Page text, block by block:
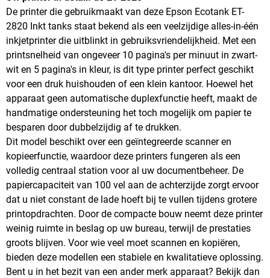
De printer die gebruikmaakt van deze Epson Ecotank ET-
2820 Inkt tanks staat bekend als een veelzijdige alles-in-één
inkjetprinter die uitblinkt in gebruiksvriendelijkheid. Met een
printsnelheid van ongeveer 10 pagina's per minuut in zwart-
wit en 5 pagina's in kleur, is dit type printer perfect geschikt
voor een druk huishouden of een klein kantoor. Hoewel het
apparaat geen automatische duplexfunctie heeft, maakt de
handmatige ondersteuning het toch mogelijk om papier te
besparen door dubbelzijdig af te drukken.
Dit model beschikt over een geïntegreerde scanner en
kopieerfunctie, waardoor deze printers fungeren als een
volledig centraal station voor al uw documentbeheer. De
papiercapaciteit van 100 vel aan de achterzijde zorgt ervoor
dat u niet constant de lade hoeft bij te vullen tijdens grotere
printopdrachten. Door de compacte bouw neemt deze printer
weinig ruimte in beslag op uw bureau, terwijl de prestaties
groots blijven. Voor wie veel moet scannen en kopiëren,
bieden deze modellen een stabiele en kwalitatieve oplossing.
Bent u in het bezit van een ander merk apparaat? Bekijk dan